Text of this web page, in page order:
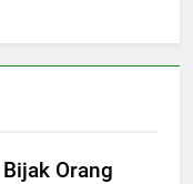
Orang